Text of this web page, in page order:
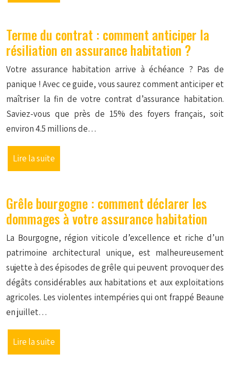
Terme du contrat : comment anticiper la
résiliation en assurance habitation ?
Votre assurance habitation arrive à échéance ? Pas de
panique ! Avec ce guide, vous saurez comment anticiper et
maîtriser la fin de votre contrat d’assurance habitation.
Saviez-vous que près de 15% des foyers français, soit
environ 4.5 millions de…
Lire la suite
Grêle bourgogne : comment déclarer les
dommages à votre assurance habitation
La Bourgogne, région viticole d’excellence et riche d’un
patrimoine architectural unique, est malheureusement
sujette à des épisodes de grêle qui peuvent provoquer des
dégâts considérables aux habitations et aux exploitations
agricoles. Les violentes intempéries qui ont frappé Beaune
en juillet…
Lire la suite